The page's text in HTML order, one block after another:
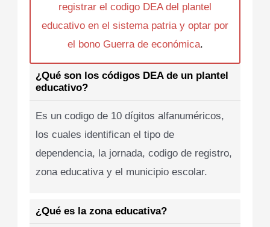
registrar el codigo DEA del plantel
educativo en el sistema patria y optar por
el bono Guerra de económica.
¿Qué son los códigos DEA de un plantel
educativo?
Es un codigo de 10 dígitos alfanuméricos,
los cuales identifican el tipo de
dependencia, la jornada, codigo de registro,
zona educativa y el municipio escolar.
¿Qué es la zona educativa?